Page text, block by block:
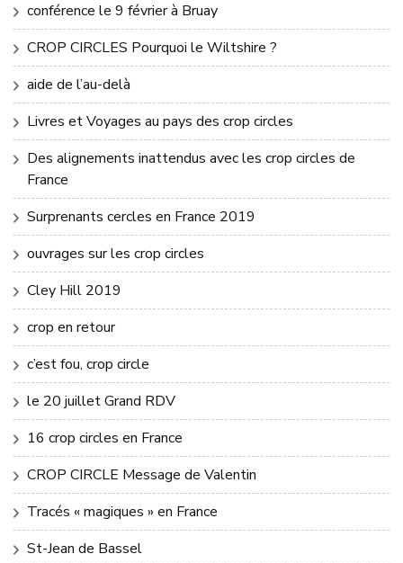
conférence le 9 février à Bruay
CROP CIRCLES Pourquoi le Wiltshire ?
aide de l’au-delà
Livres et Voyages au pays des crop circles
Des alignements inattendus avec les crop circles de
France
Surprenants cercles en France 2019
ouvrages sur les crop circles
Cley Hill 2019
crop en retour
c’est fou, crop circle
le 20 juillet Grand RDV
16 crop circles en France
CROP CIRCLE Message de Valentin
Tracés « magiques » en France
St-Jean de Bassel